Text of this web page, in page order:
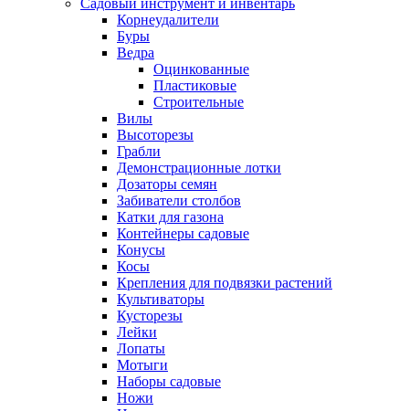
Садовый инструмент и инвентарь
Корнеудалители
Буры
Ведра
Оцинкованные
Пластиковые
Строительные
Вилы
Высоторезы
Грабли
Демонстрационные лотки
Дозаторы семян
Забиватели столбов
Катки для газона
Контейнеры садовые
Конусы
Косы
Крепления для подвязки растений
Культиваторы
Кусторезы
Лейки
Лопаты
Мотыги
Наборы садовые
Ножи